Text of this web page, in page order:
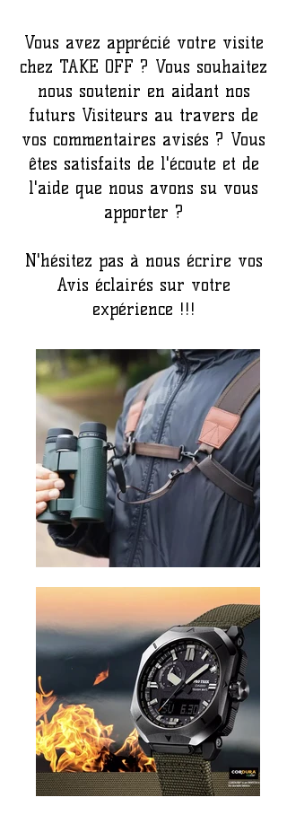
Vous avez apprécié votre visite
chez TAKE OFF ? Vous souhaitez
nous soutenir en aidant nos
futurs Visiteurs au travers de
vos commentaires avisés ? Vous
êtes satisfaits de l'écoute et de
l'aide que nous avons su vous
apporter ?
N'hésitez pas à nous écrire vos
Avis éclairés sur votre
expérience !!!